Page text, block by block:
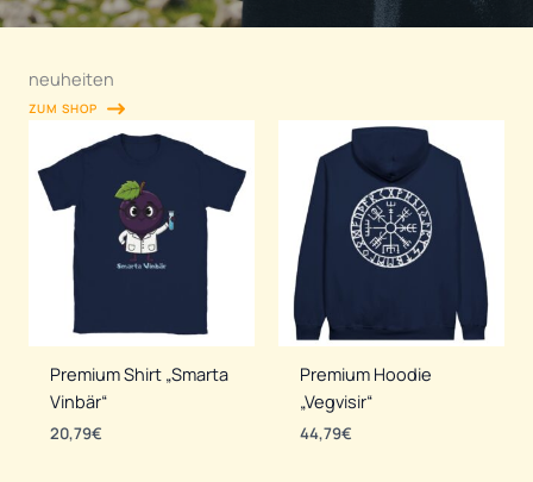
neuheiten
ZUM SHOP
Premium Shirt „Smarta
Vinbär“
20,79€
Premium Hoodie
„Vegvisir“
44,79€